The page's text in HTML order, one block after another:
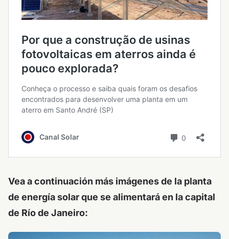
Vea a continuación más imágenes de la planta
de energía solar que se alimentará en la capital
de Río de Janeiro: